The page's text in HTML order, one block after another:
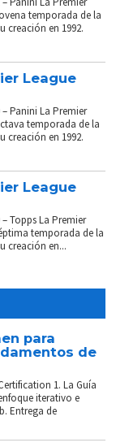
temporada de la
creación en 1992.
League
– Panini La Premier
temporada de la
creación en 1992.
League
Topps La Premier
temporada de la
creación en...
para
de
1. La Guía
iterativo e
Entrega de